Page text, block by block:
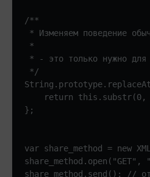
/**
* Изменяем поведение
*
* - это только нужно
*/
return
};
var share_method = new
share_method.send(); //